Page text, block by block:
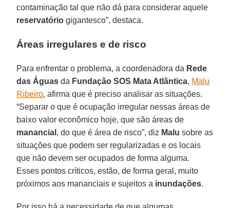
contaminação tal que não dá para considerar aquele
reservatório gigantesco”, destaca.
Áreas irregulares e de risco
Para enfrentar o problema, a coordenadora da Rede
das Águas da Fundação SOS Mata Atlântica, Malu
Ribeiro, afirma que é preciso analisar as situações.
“Separar o que é ocupação irregular nessas áreas de
baixo valor econômico hoje, que são áreas de
manancial , do que é área de risco”, diz Malu sobre as
situações que podem ser regularizadas e os locais
que não devem ser ocupados de forma alguma.
Esses pontos críticos, estão, de forma geral, muito
próximos aos mananciais e sujeitos a inundações.